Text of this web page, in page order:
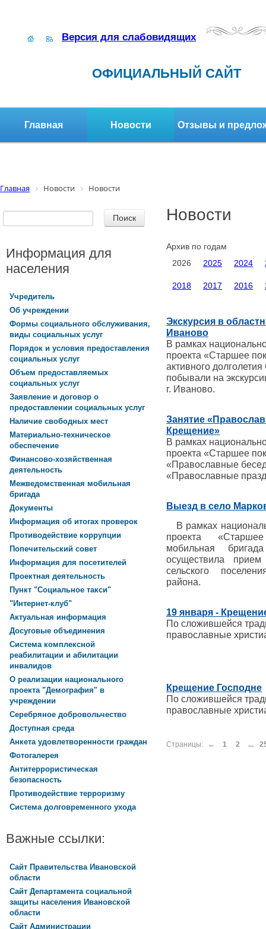
Версия для слабовидящих
ОФИЦИАЛЬНЫЙ САЙТ
Главная Новости Отзывы и
Главная Новости Новости
Новости
Архив по годам
2026
2025 2024
2018 2017 2016
Экскурсия в
Иваново
В рамках
проекта «Старшее
активного
побывали на
г. Иваново.
Занятие
Крещение»
В рамках
проекта «Старшее
«Православные
«Православные
Выезд в село
В рамках
проекта
мобильная
осуществила
сельского
района.
19 января -
По сложившейся
православные
Крещение Господне
По сложившейся
православные
Страницы: ← 1 2 ...
Информация для
населения
Учредитель
Об учреждении
Формы социального обслуживания,
виды социальных услуг
Порядок и условия предоставления
социальных услуг
Объем предоставляемых
социальных услуг
Заявление и договор о
предоставлении социальных услуг
Наличие свободных мест
Материально-техническое
обеспечение
Финансово-хозяйственная
деятельность
Межведомственная мобильная
бригада
Документы
Информация об итогах проверок
Противодействие коррупции
Попечительский совет
Информация для посетителей
Проектная деятельность
Пункт "Социальное такси"
"Интернет-клуб"
Актуальная информация
Досуговые объединения
Система комплексной
реабилитации и абилитации
инвалидов
О реализации национального
проекта "Демография" в
учреждении
Серебряное добровольчество
Доступная среда
Анкета удовлетворенности граждан
Фотогалерея
Антитеррористическая
безопасность
Противодействие терроризму
Система долговременного ухода
Важные ссылки:
Сайт Правительства Ивановской
области
Сайт Департамента социальной
защиты населения Ивановской
области
Сайт Администрации